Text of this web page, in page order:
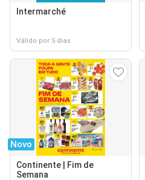
Intermarché
Válido por 5 dias
Novo
Continente | Fim de
Semana